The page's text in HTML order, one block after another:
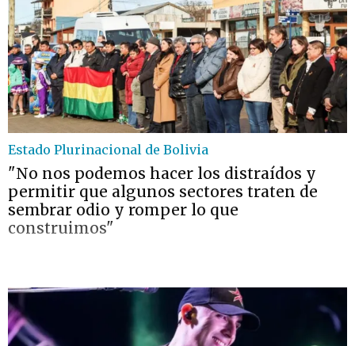
Estado Plurinacional de Bolivia
"No nos podemos hacer los distraídos y
permitir que algunos sectores traten de
sembrar odio y romper lo que
construimos"